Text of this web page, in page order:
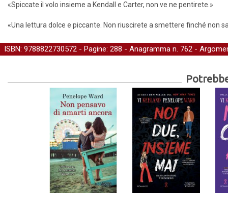
«Spiccate il volo insieme a Kendall e Carter, non ve ne pentirete.»
«Una lettura dolce e piccante. Non riuscirete a smettere finché non
ISBN: 9788822730572 - Pagine: 288 - Anagramma n. 762 -